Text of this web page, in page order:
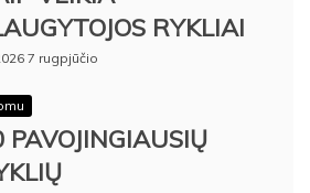
RYKLIAI
7 rugpjūčio
PAVOJINGIAUSIŲ